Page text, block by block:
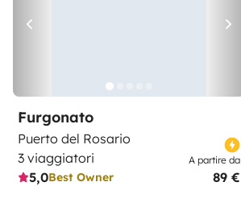
Furgonato
Puerto del Rosario
3 viaggiatori
5,0Best Owner
A partire da
89 €